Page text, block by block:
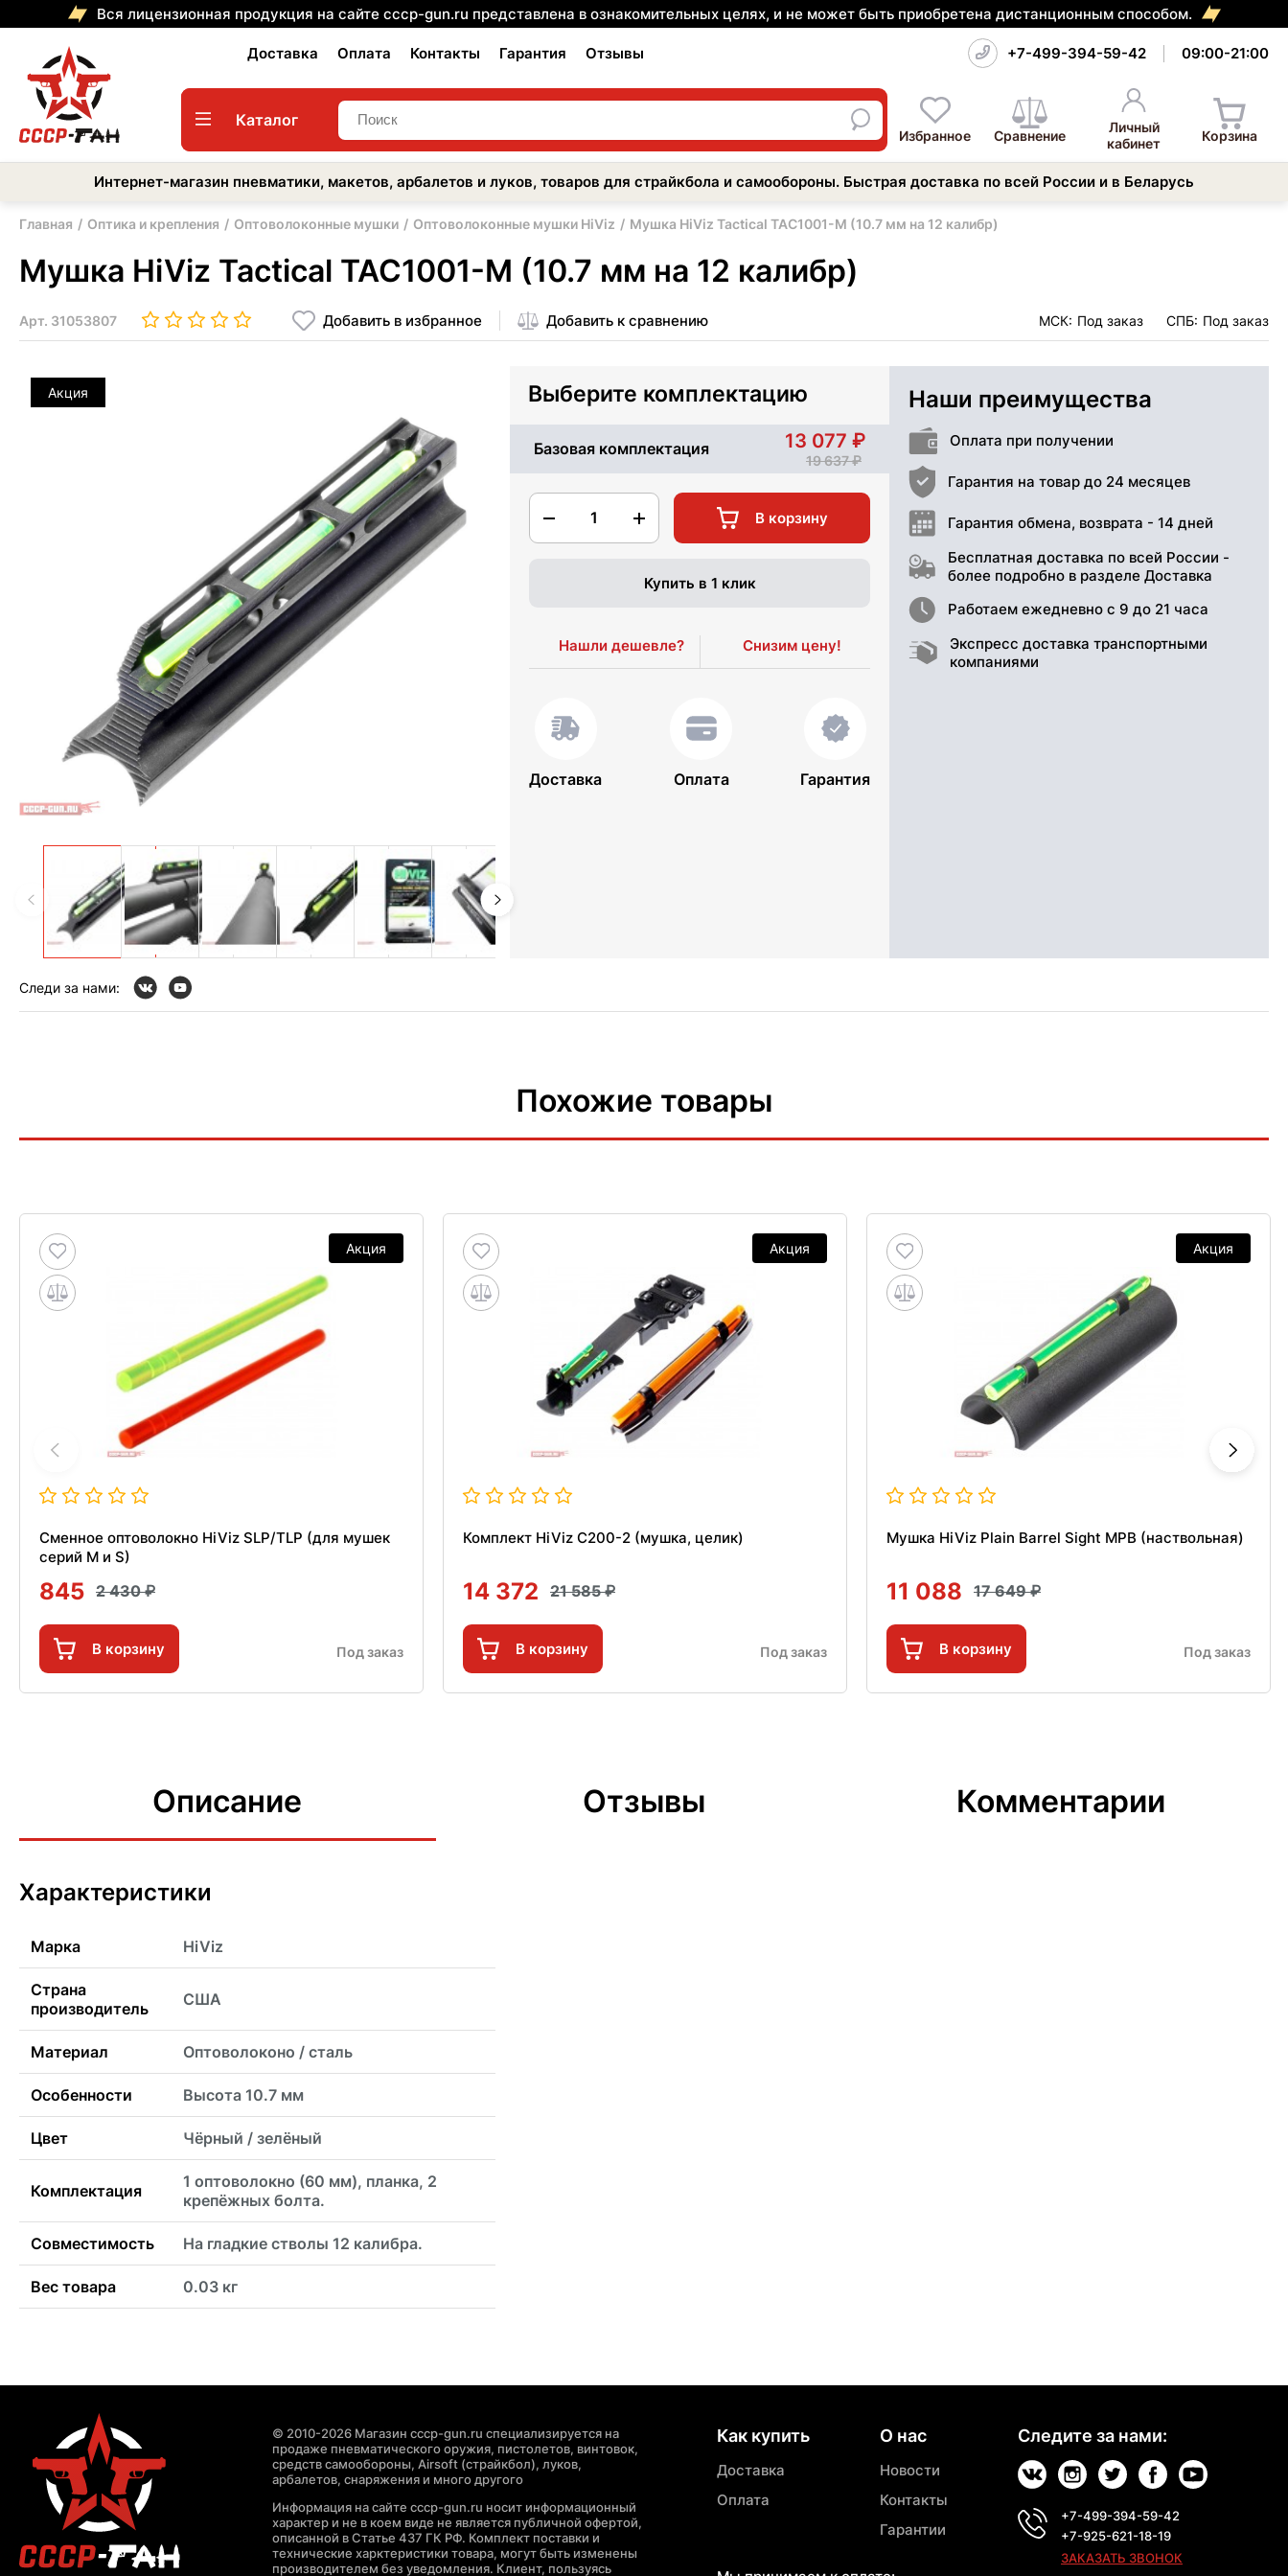
Вся лицензионная продукция на сайте cccp-gun.ru представлена в ознакомительных целях, и не может быть приобретена дистанционным способом.
Доставка Оплата Контакты Гарантия Отзывы +7-499-394-59-42 09:00-21:00
Каталог
Избранное Сравнение
Личный
кабинет
Корзина
Интернет-магазин пневматики, макетов, арбалетов и луков, товаров для страйкбола и самообороны. Быстрая доставка по всей России и в Беларусь
Главная Оптика и крепления Оптоволоконные мушки Оптоволоконные мушки HiViz Мушка HiViz Tactical TAC1001-M (10.7 мм на 12 калибр)
Мушка HiViz Tactical TAC1001-M (10.7 мм на 12 калибр)
Арт. 31053807 Добавить в избранное Добавить к сравнению МСК: Под заказ СПБ: Под заказ
Акция Выберите комплектацию
Базовая комплектация 13 077
19 637
1 В корзину
Купить в 1 клик
Нашли дешевле? Снизим цену!
Доставка Оплата Гарантия
Наши преимущества
Оплата при получении
Гарантия на товар до 24 месяцев
Гарантия обмена, возврата - 14 дней
Бесплатная доставка по всей России -
более подробно в разделе Доставка
Работаем ежедневно с 9 до 21 часа
Экспресс доставка транспортными
компаниями
Следи за нами:
Похожие товары
Акция
Сменное оптоволокно HiViz SLP/TLP (для мушек
серий M и S)
845 2 430
В корзину Под заказ
Акция
Комплект HiViz C200-2 (мушка, целик)
14 372 21 585
В корзину Под заказ
Акция
Мушка HiViz Plain Barrel Sight MPB (наствольная)
11 088 17 649
В корзину Под заказ
Описание Отзывы Комментарии
Характеристики
Марка HiViz
Страна
производитель
США
Материал Оптоволоконо / сталь
Особенности Высота 10.7 мм
Цвет Чёрный / зелёный
Комплектация
1 оптоволокно (60 мм), планка, 2
крепёжных болта.
Совместимость На гладкие стволы 12 калибра.
Вес товара 0.03 кг
© 2010-2026 Магазин cccp-gun.ru специализируется на
продаже пневматического оружия, пистолетов, винтовок,
средств самообороны, Airsoft (страйкбол), луков,
арбалетов, снаряжения и много другого
Информация на сайте cccp-gun.ru носит информационный
характер и не в коем виде не является публичной офертой,
описанной в Статье 437 ГК РФ. Комплект поставки и
технические харктеристики товара, могут быть изменены
производителем без уведомления. Клиент, пользуясь
Как купить
Доставка
Оплата
О нас
Новости
Контакты
Гарантии
Следите за нами:
+7-499-394-59-42
+7-925-621-18-19
ЗАКАЗАТЬ ЗВОНОК